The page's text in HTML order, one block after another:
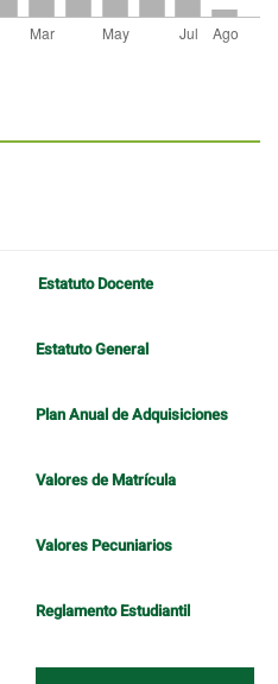
Estatuto Docente
Estatuto General
Plan Anual de Adquisiciones
Valores de Matrícula
Valores Pecuniarios
Reglamento Estudiantil